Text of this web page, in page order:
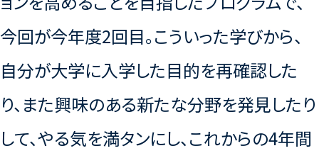
今回が今年度2回目。こういった学びから、
自分が大学に入学した目的を再確認した
り、また興味のある新たな分野を発見したり
して、やる気を満タンにし、これからの4年間